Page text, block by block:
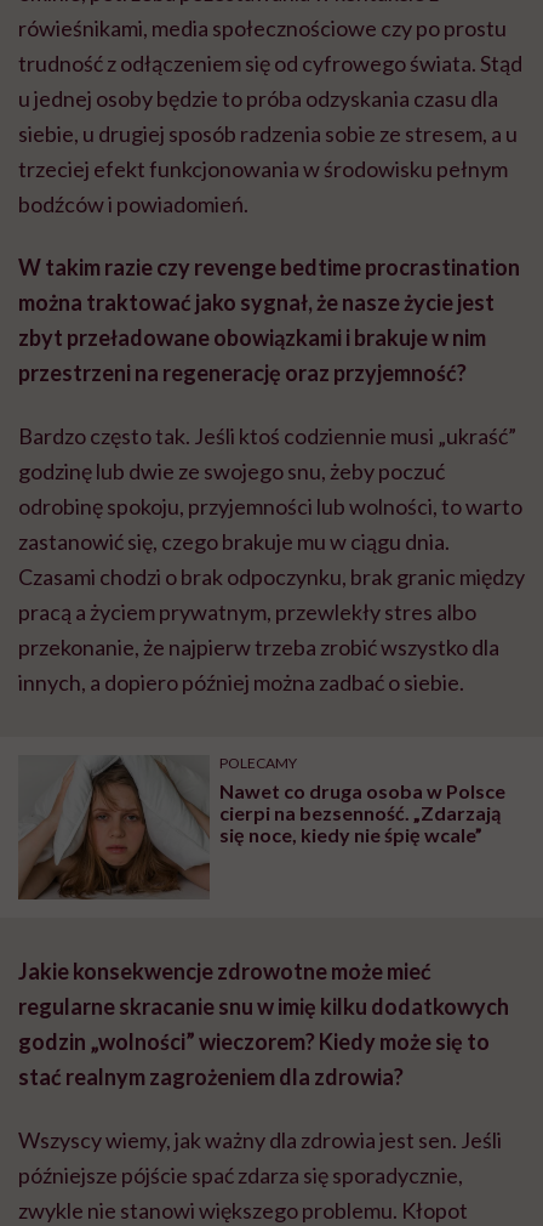
rówieśnikami, media społecznościowe czy po prostu
trudność z odłączeniem się od cyfrowego świata. Stąd
u jednej osoby będzie to próba odzyskania czasu dla
siebie, u drugiej sposób radzenia sobie ze stresem, a u
trzeciej efekt funkcjonowania w środowisku pełnym
bodźców i powiadomień.
W takim razie czy revenge bedtime procrastination
można traktować jako sygnał, że nasze życie jest
zbyt przeładowane obowiązkami i brakuje w nim
przestrzeni na regenerację oraz przyjemność?
Bardzo często tak. Jeśli ktoś codziennie musi „ukraść”
godzinę lub dwie ze swojego snu, żeby poczuć
odrobinę spokoju, przyjemności lub wolności, to warto
zastanowić się, czego brakuje mu w ciągu dnia.
Czasami chodzi o brak odpoczynku, brak granic między
pracą a życiem prywatnym, przewlekły stres albo
przekonanie, że najpierw trzeba zrobić wszystko dla
innych, a dopiero później można zadbać o siebie.
POLECAMY
Nawet co druga osoba w Polsce
cierpi na bezsenność. „Zdarzają
się noce, kiedy nie śpię wcale”
Jakie konsekwencje zdrowotne może mieć
regularne skracanie snu w imię kilku dodatkowych
godzin „wolności” wieczorem? Kiedy może się to
stać realnym zagrożeniem dla zdrowia?
Wszyscy wiemy, jak ważny dla zdrowia jest sen. Jeśli
późniejsze pójście spać zdarza się sporadycznie,
zwykle nie stanowi większego problemu. Kłopot